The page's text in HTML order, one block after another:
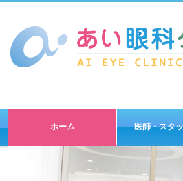
ホーム 医師・スタ